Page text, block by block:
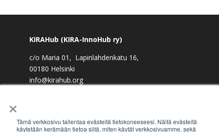
×
Tämä verkkosivu tallentaa evästeitä tietokoneeseesi. Näitä evästeitä
käytetään kerämään tietoa siitä, miten käytät verkkosivuamme, sekä
KIRAHub (KIRA-InnoHub ry)
c/o Maria 01, Lapinlahdenkatu 16,
00180 Helsinki
info@kirahub.org